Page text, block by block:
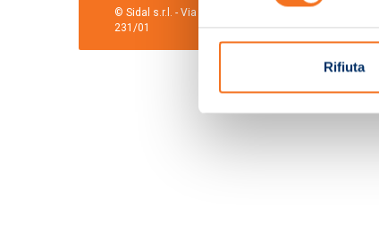
Rifiuta
© Sidal s.r.l. - Via S.Agostino,50, 51100 Pistoia -
231/01